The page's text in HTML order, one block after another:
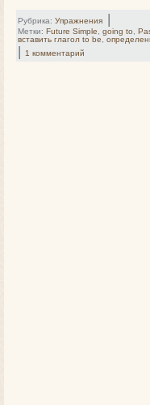
Рубрика: Упражнения |
Метки: Future Simple going to
вставить глагол to be
| 1 комментарий